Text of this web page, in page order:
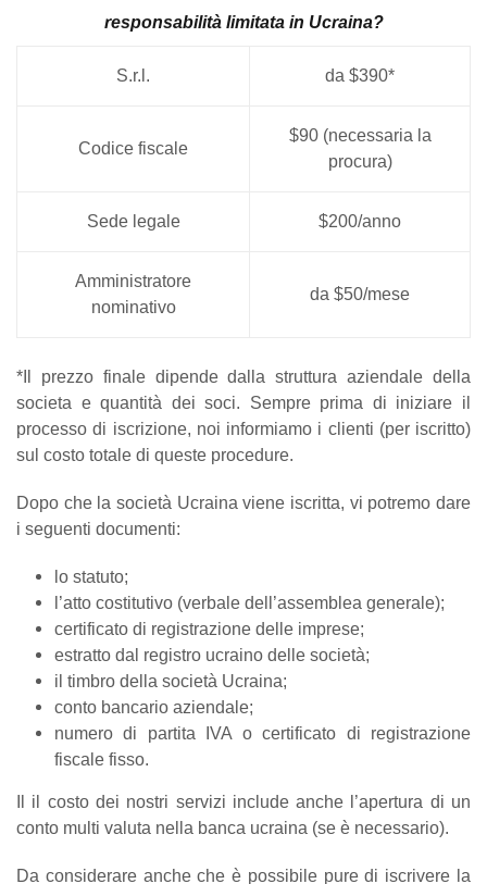
responsabilità limitata in Ucraina?
S.r.l. da $390*
Codice fiscale
$90 (necessaria la
procura)
Sede legale $200/anno
Amministratore
nominativo
da $50/mese
*Il prezzo finale dipende dalla struttura aziendale della
societa e quantità dei soci. Sempre prima di iniziare il
processo di iscrizione, noi informiamo i clienti (per iscritto)
sul costo totale di queste procedure.
Dopo che la società Ucraina viene iscritta, vi potremo dare
i seguenti documenti:
lo statuto;
l’atto costitutivo (verbale dell’assemblea generale);
certificato di registrazione delle imprese;
estratto dal registro ucraino delle società;
il timbro della società Ucraina;
conto bancario aziendale;
numero di partita IVA o certificato di registrazione
fiscale fisso.
Il il costo dei nostri servizi include anche l’apertura di un
conto multi valuta nella banca ucraina (se è necessario).
Da considerare anche che è possibile pure di iscrivere la